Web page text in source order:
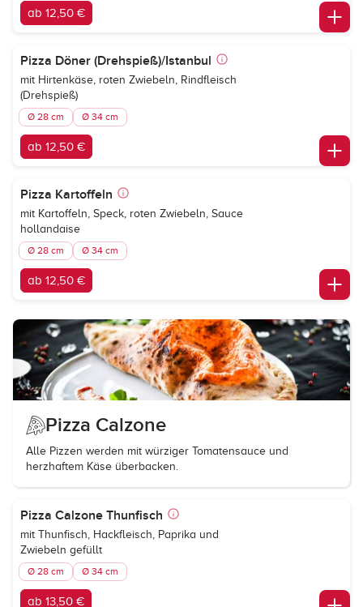
ab 12,50 €
Pizza Döner (Drehspieß)/Istanbul
mit Hirtenkäse, roten Zwiebeln, Rindfleisch
(Drehspieß)
Ø 28 cm Ø 34 cm
ab 12,50 €
Pizza Kartoffeln
mit Kartoffeln, Speck, roten Zwiebeln, Sauce
hollandaise
Ø 28 cm Ø 34 cm
ab 12,50 €
Pizza Calzone
Alle Pizzen werden mit würziger Tomatensauce und
herzhaftem Käse überbacken.
Pizza Calzone Thunfisch
mit Thunfisch, Hackfleisch, Paprika und
Zwiebeln gefüllt
Ø 28 cm Ø 34 cm
ab 13,50 €